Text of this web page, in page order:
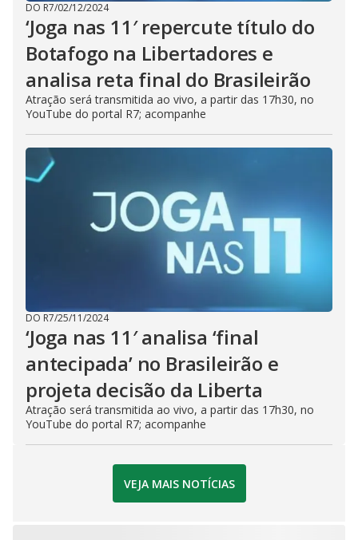
DO R7/02/12/2024
‘Joga nas 11′ repercute título do
Botafogo na Libertadores e
analisa reta final do Brasileirão
Atração será transmitida ao vivo, a partir das 17h30, no
YouTube do portal R7; acompanhe
DO R7/25/11/2024
‘Joga nas 11′ analisa ‘final
antecipada’ no Brasileirão e
projeta decisão da Liberta
Atração será transmitida ao vivo, a partir das 17h30, no
YouTube do portal R7; acompanhe
VEJA MAIS NOTÍCIAS